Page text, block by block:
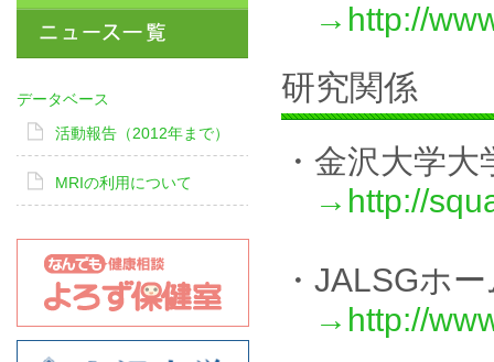
→http://
研究関係
・金沢大学
→http://
・JALSGホ
→http://
データベース
活動報告（2012年まで）
MRIの利用について